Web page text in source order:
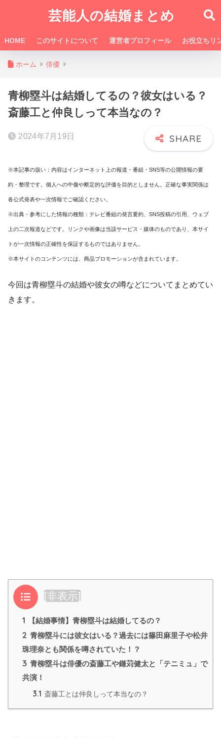
芸能人の結婚まとめ
HOME このサイトについて 運営者プロフィール お役立ちリ
ホーム 俳優
青柳塁斗は結婚してるの？彼女はいる？
斎藤工と仲良しって本当なの？
2024年7月19日
※本記事の扱い：内容はインターネット上の報道・番組・SNS等の公開情報の要
約・整理です。個人への中傷や断定的な評価を目的としません。正確な事実関係は
各公式発表や一次情報でご確認ください。
※出典・参考にした情報の種類：テレビ番組の発言要約、SNS投稿の引用、ウェブ
上の二次報道などです。リンクや画像は当該サービス・媒体のものであり、本サイ
トが一次情報の正確性を保証するものではありません。
※本サイトのコンテンツには、商品プロモーションが含まれています。
今回は青柳塁斗の結婚や彼女の噂などについてまとめてい
きます。
目次 [非表示]
1 【結婚事情】青柳塁斗は結婚してるの？
2 青柳塁斗には彼女はいる？過去には篠田麻里子や松井
珠理奈とも関係を噂されていた！？
3 青柳塁斗は俳優の斎藤工や鎌苅健太と「テニミュ」で
共演！
3.1 斎藤工とは仲良しって本当なの？